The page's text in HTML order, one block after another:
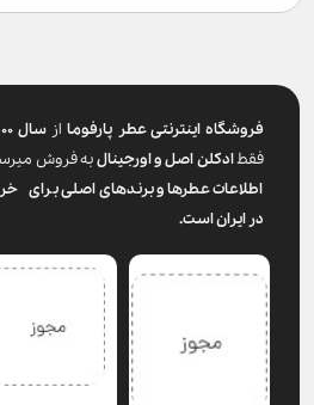
فروشگاه اینترنتی عطر پارفوما از سال ۱۴۰۰
فقطادکلن اصل و اورجینالبه فروش
اطلاعات عطرها و برندهای اصلی برای
در ایران است.